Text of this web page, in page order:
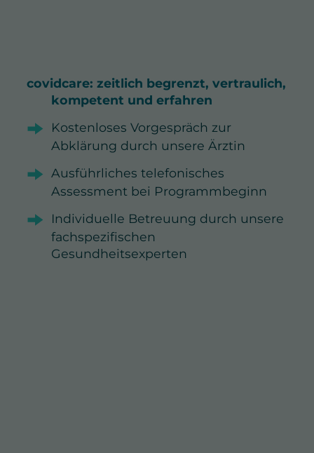
covidcare: zeitlich begrenzt, vertraulich,
kompetent und erfahren
Kostenloses Vorgespräch zur
Abklärung durch unsere Ärztin
Ausführliches telefonisches
Assessment bei Programmbeginn
Individuelle Betreuung durch unsere
fachspezifischen
Gesundheitsexperten